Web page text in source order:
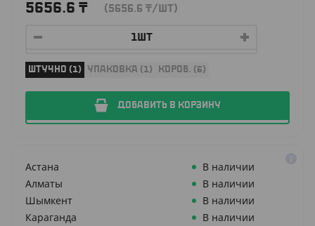
5656.6 ₸ (5656.6 ₸/ШТ)
ШТУЧНО (1) УПАКОВКА (1) КОРОБ. (6)
ДОБАВИТЬ В КОРЗИНУ
Астана
В наличии
Алматы
В наличии
Шымкент
В наличии
Караганда
В наличии